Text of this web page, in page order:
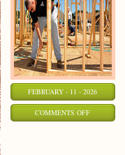
FEBRUARY - 11 - 2026
COMMENTS OFFON